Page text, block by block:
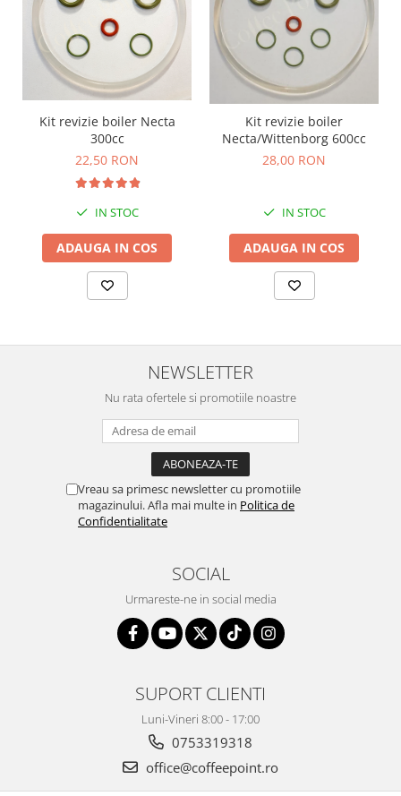
Kit revizie boiler Necta
300cc
22,50 RON
IN STOC
ADAUGA IN COS
Kit revizie boiler
Necta/Wittenborg 600cc
28,00 RON
IN STOC
ADAUGA IN COS
NEWSLETTER
Nu rata ofertele si promotiile noastre
Vreau sa primesc newsletter cu promotiile
magazinului. Afla mai multe in Politica de
Confidentialitate
SOCIAL
Urmareste-ne in social media
SUPORT CLIENTI
Luni-Vineri 8:00 - 17:00
0753319318
office@coffeepoint.ro